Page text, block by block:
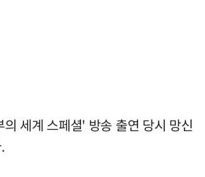
세계 스페셜' 방송 출연 당시 망신